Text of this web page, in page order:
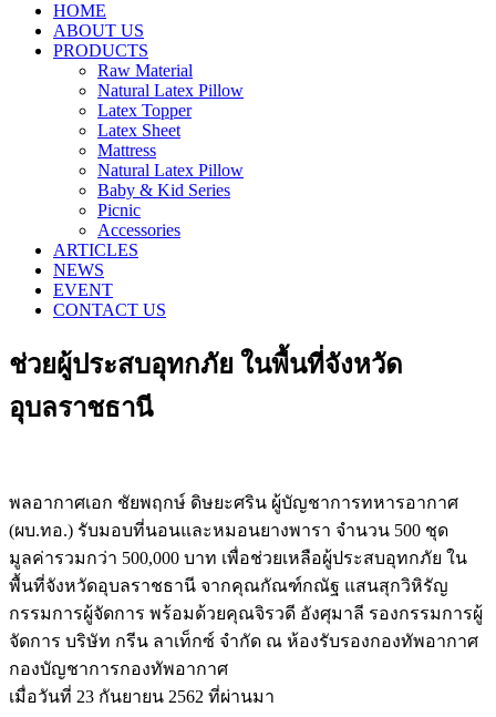
HOME
ABOUT US
PRODUCTS
Raw Material
Natural Latex Pillow
Latex Topper
Latex Sheet
Mattress
Natural Latex Pillow
Baby & Kid Series
Picnic
Accessories
ARTICLES
NEWS
EVENT
CONTACT US
ช่วยผู้ประสบอุทกภัย ในพื้นที่จังหวัด
อุบลราชธานี
พลอากาศเอก ชัยพฤกษ์ ดิษยะศริน ผู้บัญชาการทหารอากาศ
(ผบ.ทอ.) รับมอบที่นอนและหมอนยางพารา จำนวน 500 ชุด
มูลค่ารวมกว่า 500,000 บาท เพื่อช่วยเหลือผู้ประสบอุทกภัย ใน
พื้นที่จังหวัดอุบลราชธานี จากคุณกัณฑ์กณัฐ แสนสุกวิหิรัญ
กรรมการผู้จัดการ พร้อมด้วยคุณจิรวดี อังศุมาลี รองกรรมการผู้
จัดการ บริษัท กรีน ลาเท็กซ์ จำกัด ณ ห้องรับรองกองทัพอากาศ
กองบัญชาการกองทัพอากาศ
เมื่อวันที่ 23 กันยายน 2562 ที่ผ่านมา